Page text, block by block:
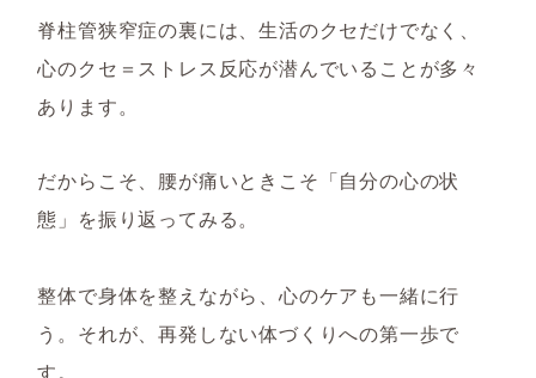
脊柱管狭窄症の裏には、生活のクセだけでなく、
心のクセ＝ストレス反応が潜んでいることが多々
あります。
だからこそ、腰が痛いときこそ「自分の心の状
態」を振り返ってみる。
整体で身体を整えながら、 心のケアも一緒に行
う。それが、再発しない体づくりへの第一歩で
す。